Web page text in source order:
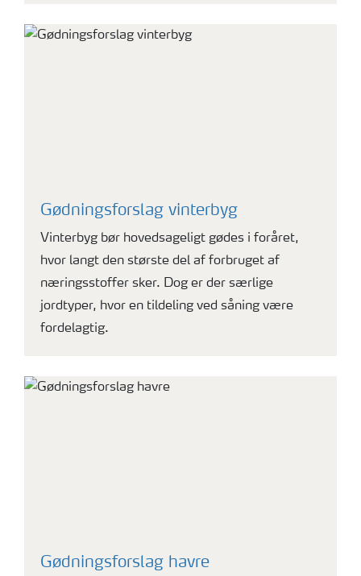
Gødningsforslag vinterbyg
Vinterbyg bør hovedsageligt gødes i foråret,
hvor langt den største del af forbruget af
næringsstoffer sker. Dog er der særlige
jordtyper, hvor en tildeling ved såning være
fordelagtig.
Gødningsforslag havre